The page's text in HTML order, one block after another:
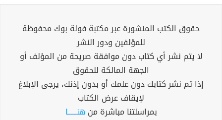
حقوق الكتب المنشورة عبر مكتبة فولة بوك محفوظة
للمؤلفين ودور النشر
لا يتم نشر أي كتاب دون موافقة صريحة من المؤلف أو
الجهة المالكة للحقوق
إذا تم نشر كتابك دون علمك أو بدون إذنك، يرجى الإبلاغ
لإيقاف عرض الكتاب
بمراسلتنا مباشرة من هنــــــا